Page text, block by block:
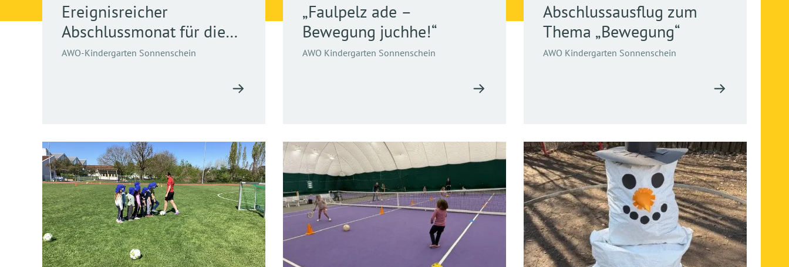
Ereignisreicher
Abschlussmonat für die
Schulanfänger ...
AWO-Kindergarten Sonnenschein
„Faulpelz ade –
Bewegung juchhe!“
AWO Kindergarten Sonnenschein
Abschlussausflug zum
Thema „Bewegung“
AWO Kindergarten Sonnenschein